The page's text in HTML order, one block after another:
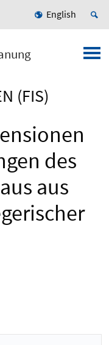
English
(FIS)
des
aus